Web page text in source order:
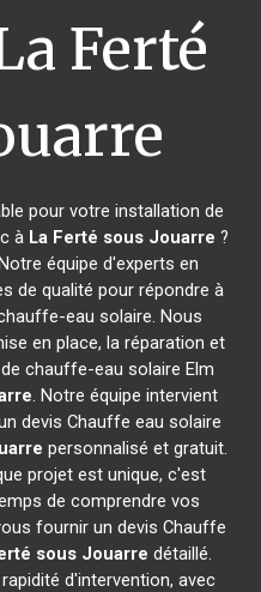
Ferté
pour votre installation de
à La Ferté sous Jouarre ?
équipe d'experts en
de qualité pour répondre à
eau solaire. Nous
en place, la réparation et
chauffe-eau solaire Elm
. Notre équipe intervient
devis Chauffe eau solaire
personnalisé et gratuit.
projet est unique, c'est
de comprendre vos
fournir un devis Chauffe
sous Jouarre détaillé.
d'intervention, avec